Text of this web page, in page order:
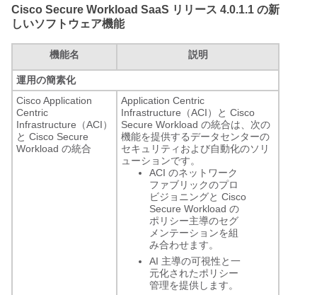
Cisco Secure Workload SaaS リリース 4.0.1.1 の新
しいソフトウェア機能
機能名 説明
運用の簡素化
Cisco Application
Centric
Infrastructure（ACI）
と Cisco Secure
Workload の統合
Application Centric
Infrastructure（ACI）と Cisco
Secure Workload の統合は、次の
機能を提供するデータセンターの
セキュリティおよび自動化のソリ
ューションです。
ACI のネットワーク
ファブリックのプロ
ビジョニングと Cisco
Secure Workload の
ポリシー主導のセグ
メンテーションを組
み合わせます。
AI 主導の可視性と一
元化されたポリシー
管理を提供します。